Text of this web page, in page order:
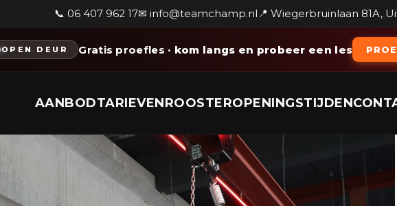
📞 06 407 962 17✉ info@teamchamp.nl📍 Wiegerbruinlaan 81A,
OPEN DEUR Gratis proefles · kom langs en probeer een les
AANBODTARIEVENROOSTEROPENINGSTIJDEN